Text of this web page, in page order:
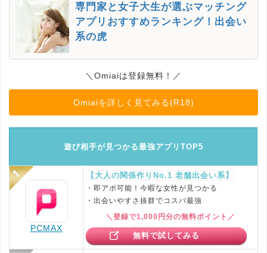
専門家と女子大生が選ぶマッチング
アプリおすすめランキング！出会い
系の虎
＼Omiaiは登録無料！／
Omiaiを詳しく見てみる(R18)
遊び相手が見つかる最強アプリTOP5
PCMAX
【大人の関係作りNo.1 老舗出会い系】
・即アポ可能！今暇な女性が見つかる
・出会いやすさ抜群でコスパ最強
＼登録で1,000円分の無料ポイント／
無料で試してみる